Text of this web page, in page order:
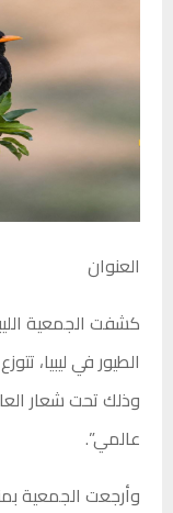
العنوان
عالمي”.
وأرجعت الجمعية